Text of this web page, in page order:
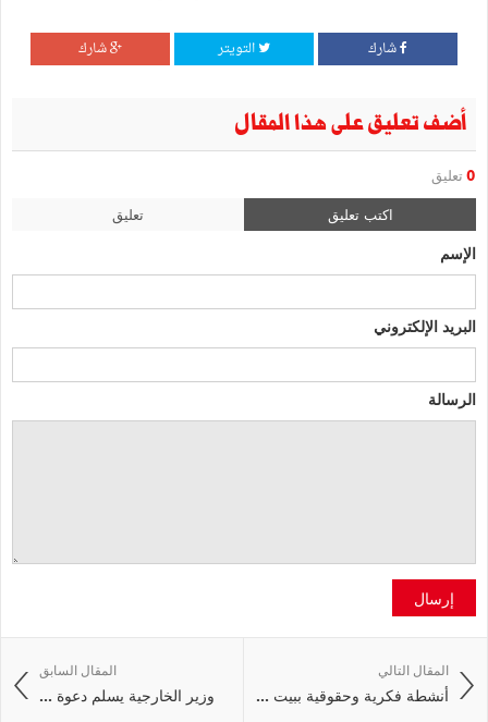
شارك التويتر شارك
أضف تعليق على هذا المقال
0 تعليق
اكتب تعليق تعليق
الإسم
البريد الإلكتروني
الرسالة
إرسال
المقال السابق
وزير الخارجية يسلم دعوة ...
المقال التالي
أنشطة فكرية وحقوقية ببيت ...